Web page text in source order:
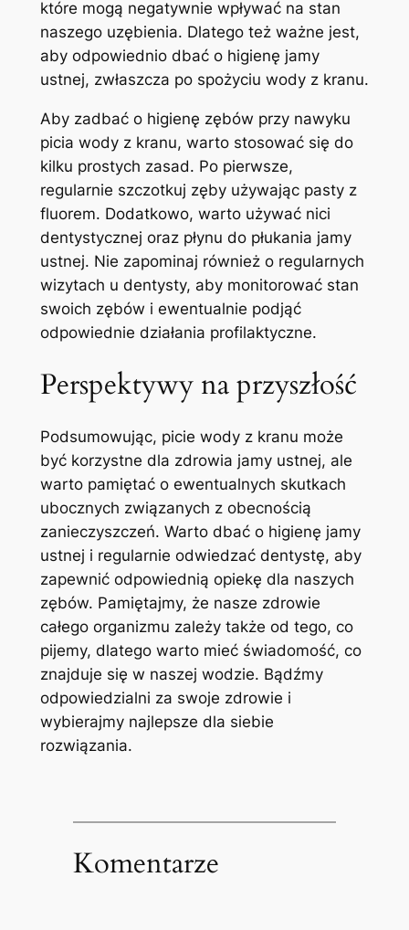
które mogą negatywnie wpływać ⁤na stan
naszego uzębienia. Dlatego też ważne jest,
aby​ odpowiednio dbać o‍ higienę jamy
ustnej, zwłaszcza po spożyciu wody z kranu.
Aby zadbać⁣ o ​higienę ‌zębów przy nawyku
picia wody ‍z⁢ kranu, warto stosować⁢ się do
kilku‌ prostych zasad. Po ⁤pierwsze,​
regularnie szczotkuj zęby używając pasty z
⁣fluorem.​ Dodatkowo, warto używać nici
dentystycznej oraz płynu do płukania jamy
⁣ustnej. ‍Nie zapominaj również⁢ o ⁣regularnych
wizytach ‍u dentysty, aby monitorować ‍stan
swoich zębów i ‌ewentualnie ‌podjąć
odpowiednie działania profilaktyczne.
Perspektywy ⁣na przyszłość
Podsumowując, picie⁣ wody z ⁣kranu⁣ może
być korzystne​ dla zdrowia jamy⁤ ustnej, ale
warto ​pamiętać⁤ o⁣ ewentualnych skutkach‌
ubocznych związanych z ​obecnością
zanieczyszczeń. Warto dbać⁢ o higienę ⁤jamy
ustnej⁢ i regularnie odwiedzać dentystę, aby
zapewnić odpowiednią opiekę dla naszych
zębów. Pamiętajmy,​ że nasze zdrowie‍
całego ‍organizmu zależy także od tego, co
pijemy, dlatego warto ⁣mieć świadomość, ⁤co
znajduje się w ​naszej wodzie. Bądźmy
odpowiedzialni za swoje⁣ zdrowie ⁣i
wybierajmy najlepsze⁤ dla siebie
rozwiązania.
Komentarze